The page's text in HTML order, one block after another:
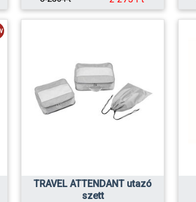
TRAVEL ATTENDANT utazó
szett